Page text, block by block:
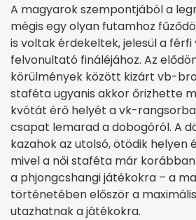
A magyarok szempontjából a
mégis egy olyan futamhoz
is voltak érdekeltek, jelesül a
felvonultató fináléjához. Az
körülmények között kizárt vb-
staféta ugyanis akkor őrizhette
kvótát érő helyét a vk-
csapat lemarad a dobogóról. A
kazahok az utolsó, ötödik helyen
mivel a női staféta már
a phjongcshangi játékokra – a
történetében először a
utazhatnak a játékokra.